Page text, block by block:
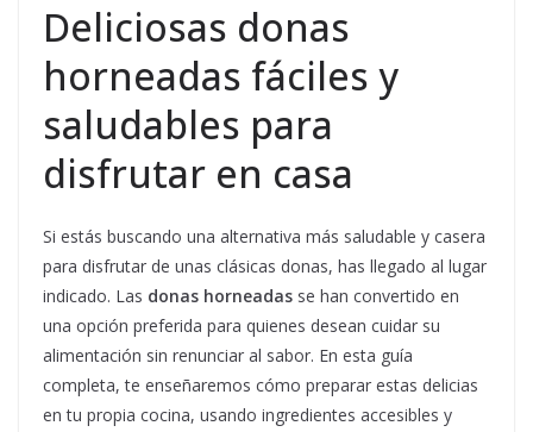
Deliciosas donas
horneadas fáciles y
saludables para
disfrutar en casa
Si estás buscando una alternativa más saludable y casera
para disfrutar de unas clásicas donas, has llegado al lugar
indicado. Las donas horneadas se han convertido en
una opción preferida para quienes desean cuidar su
alimentación sin renunciar al sabor. En esta guía
completa, te enseñaremos cómo preparar estas delicias
en tu propia cocina, usando ingredientes accesibles y